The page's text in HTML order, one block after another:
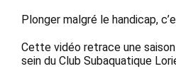
Plonger malgré le handicap,
Cette vidéo retrace une
sein du Club Subaquatique